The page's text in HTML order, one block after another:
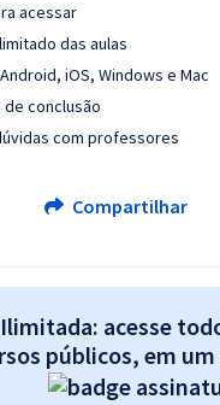
acessar
das aulas
iOS, Windows e Mac
conclusão
com professores
Compartilhar
acesse
públicos, em